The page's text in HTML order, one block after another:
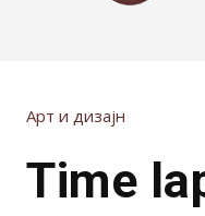
Арт и дизајн
Time